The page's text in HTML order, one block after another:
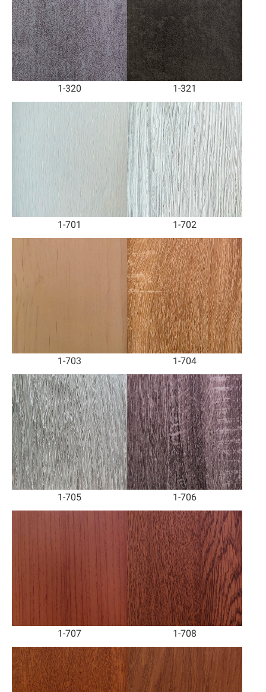
1-320 1-321
1-701 1-702
1-703 1-704
1-705 1-706
1-707 1-708